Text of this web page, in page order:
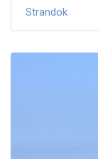
Strandok